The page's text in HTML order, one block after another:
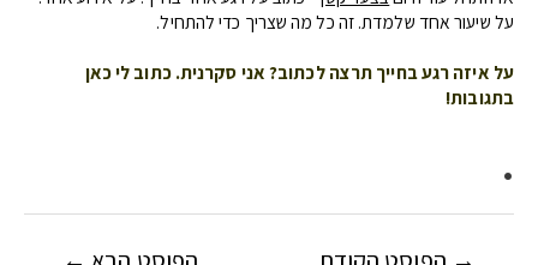
על שיעור אחד שלמדת. זה כל מה שצריך כדי להתחיל.
על איזה רגע בחייך תרצה לכתוב? אני סקרנית. כתוב לי כאן
בתגובות!
.